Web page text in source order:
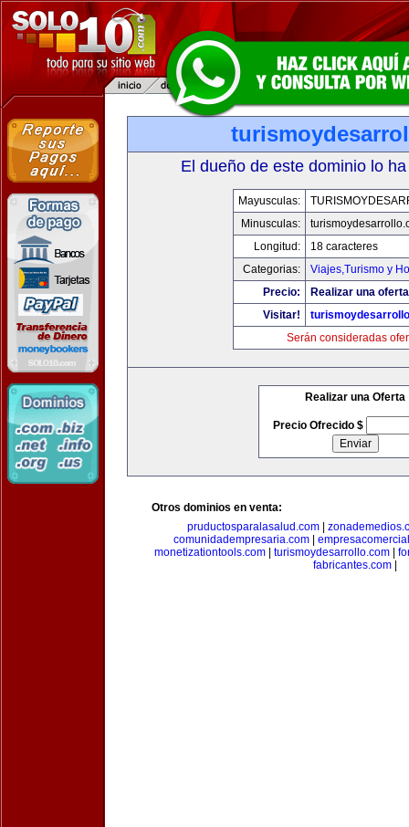
El dueño de este dominio lo
Mayusculas:
Minusculas:
Longitud:
18 caracteres
Categorias:
Viajes,Turismo y
Precio:
Realizar una
Visitar!
Serán consideradas
Realizar una Oferta
Precio Ofrecido $
Otros dominios en venta:
pruductosparalasalud.com|
comunidadempresaria.com
monetizationtools.com| turismoydesarrollo.com|
fabricantes.com